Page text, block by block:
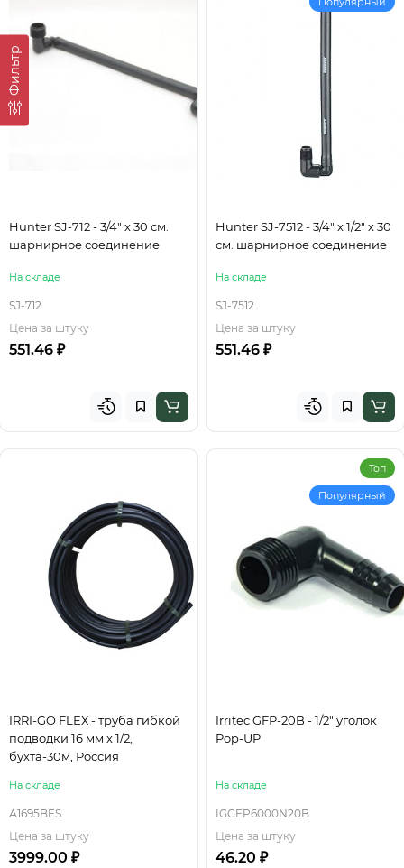
Фильтр
Hunter SJ-712 - 3/4" х 30 см.
шарнирное соединение
На складе
SJ-712
Цена за штуку
551.46 ₽
Hunter SJ-7512 - 3/4" х 1/2" х 30
см. шарнирное соединение
На складе
SJ-7512
Цена за штуку
551.46 ₽
IRRI-GO FLЕХ - труба гибкой
подводки 16 мм х 1/2,
бухта-30м, Россия
На складе
А1695BES
Цена за штуку
3999.00 ₽
Топ
Популярный
Irritec GFP-20B - 1/2" уголок
Pop-UP
На складе
IGGFP6000N20B
Цена за штуку
46.20 ₽